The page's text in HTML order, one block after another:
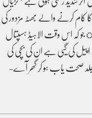
کا کام کرنے والے بھٹہ مزدور کی
جو کہ اس وقت الاہیڈ ہسپتال
کی گیی ہے ان کی بچی کی
صحت یاب ہو کر گھر آے-